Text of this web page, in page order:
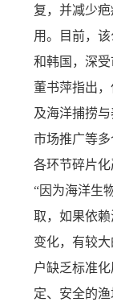
复，并减少
用。目前，
和韩国，深受
董书萍指出
及海洋捕捞
市场推广等多
各环节碎片化
“因为海洋生
取，如果依
变化，有较
户缺乏标准
定、安全的